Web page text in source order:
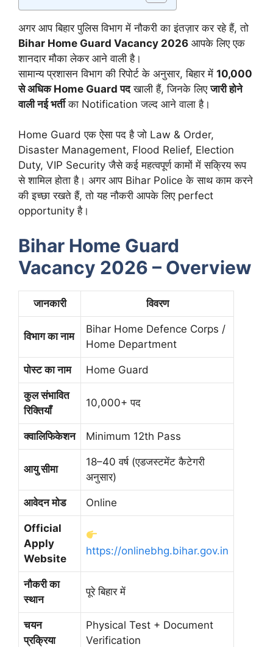
अगर आप बिहार पुलिस विभाग में नौकरी का इंतज़ार कर रहे हैं, तो
Bihar Home Guard Vacancy 2026 आपके लिए एक
शानदार मौका लेकर आने वाली है।
सामान्य प्रशासन विभाग की रिपोर्ट के अनुसार, बिहार में 10,000
से अधिक Home Guard पदखाली हैं, जिनके लिएजारी होने
वाली नई भर्तीका Notification जल्द आने वाला है।
Home Guard एक ऐसा पद है जो Law & Order,
Disaster Management, Flood Relief, Election
Duty, VIP Security जैसे कई महत्वपूर्ण कामों में सक्रिय रूप
से शामिल होता है। अगर आप Bihar Police के साथ काम करने
की इच्छा रखते हैं, तो यह नौकरी आपके लिए perfect
opportunity है।
Bihar Home Guard
Vacancy 2026 – Overview
जानकारी विवरण
विभाग का नाम
Bihar Home Defence Corps /
Home Department
पोस्ट का नाम Home Guard
कुल संभावित
रिक्तियाँ
10,000+ पद
क्वालिफिकेशन Minimum 12th Pass
आयु सीमा
18–40 वर्ष (एडजस्टमेंट कैटेगरी
अनुसार)
आवेदन मोड Online
Official
Apply
Website
https://onlinebhg.bihar.gov.in
नौकरी का
स्थान
पूरे बिहार में
चयन
प्रक्रिया
Physical Test + Document
Verification